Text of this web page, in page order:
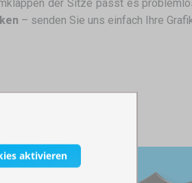
der Sitze passt es
– senden Sie uns einfach Ihre
aktivieren